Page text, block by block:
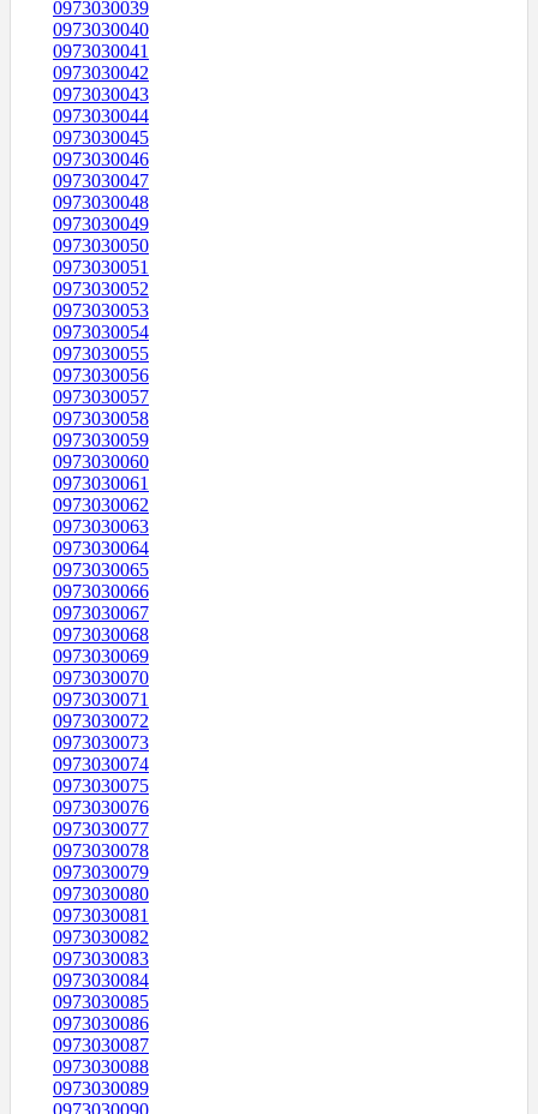
0973030039
0973030040
0973030041
0973030042
0973030043
0973030044
0973030045
0973030046
0973030047
0973030048
0973030049
0973030050
0973030051
0973030052
0973030053
0973030054
0973030055
0973030056
0973030057
0973030058
0973030059
0973030060
0973030061
0973030062
0973030063
0973030064
0973030065
0973030066
0973030067
0973030068
0973030069
0973030070
0973030071
0973030072
0973030073
0973030074
0973030075
0973030076
0973030077
0973030078
0973030079
0973030080
0973030081
0973030082
0973030083
0973030084
0973030085
0973030086
0973030087
0973030088
0973030089
0973030090